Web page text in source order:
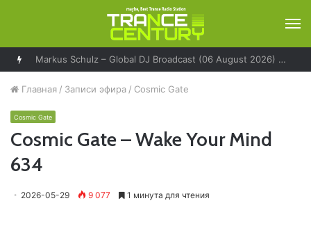
Markus Schulz – Global DJ Broadcast (06 August 2026) – World Tour Los Angeles
Главная / Записи эфира / Cosmic Gate
Cosmic Gate
Cosmic Gate – Wake Your Mind
634
2026-05-29 9 077 1 минута для чтения